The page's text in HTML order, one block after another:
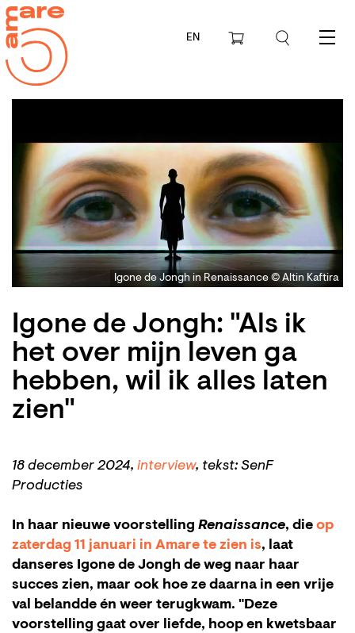
EN Menu
Igone de Jongh in Renaissance © Altin Kaftira
Igone de Jongh: "Als ik
het over mijn leven ga
hebben, wil ik alles laten
zien"
18 december 2024, interview, tekst: SenF
Producties
In haar nieuwe voorstelling Renaissance, die op
zaterdag 11 januari in Amare te zien is, laat
danseres Igone de Jongh de weg naar haar
succes zien, maar ook hoe ze daarna in een vrije
val belandde én weer terugkwam. "Deze
voorstelling gaat over liefde, hoop en kwetsbaar